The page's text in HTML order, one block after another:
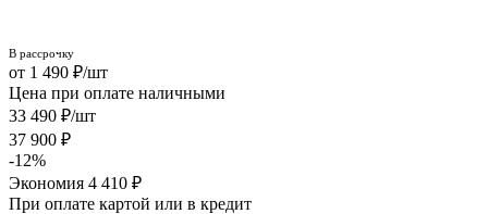
1 490 ₽/шт
Цена при оплате наличными
33 490 ₽/шт
37 900 ₽
-12%
Экономия 4 410 ₽
При оплате картой или в кредит